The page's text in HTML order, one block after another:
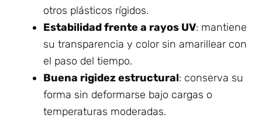
otros plásticos rígidos.
Estabilidad frente a rayos UV: mantiene
su transparencia y color sin amarillear con
el paso del tiempo.
Buena rigidez estructural: conserva su
forma sin deformarse bajo cargas o
temperaturas moderadas.